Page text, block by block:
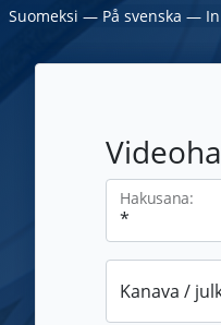
Suomeksi ― På svenska ―
Hakusana:
Kanava /